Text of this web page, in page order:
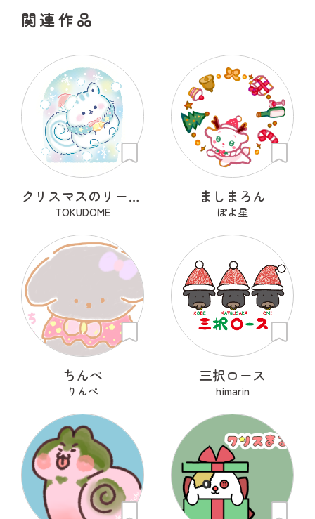
関連作品
クリスマスのリースちゃん
TOKUDOME
ましまろん
ぽよ星
ちんぺ
りんぺ
三択ロース
himarin